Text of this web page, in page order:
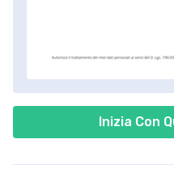
Inizia Con